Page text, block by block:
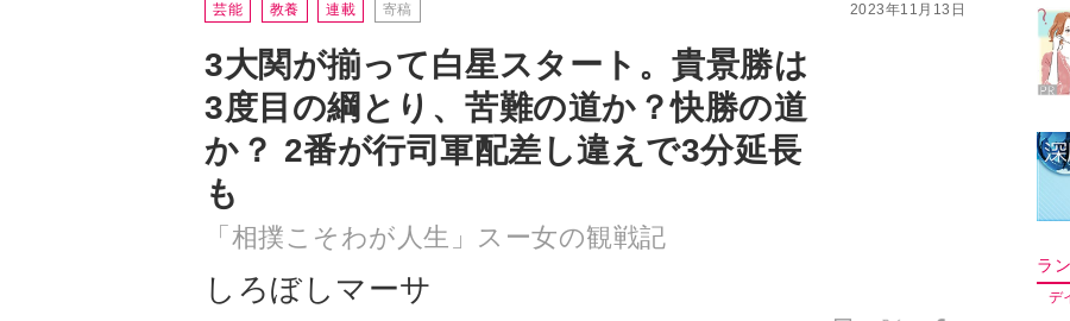
2023年11月13日
芸能 教養 連載 寄稿
3大関が揃って白星スタート。貴景勝は
3度目の綱とり、苦難の道か？快勝の道
か？ 2番が行司軍配差し違えで3分延長
も
「相撲こそわが人生」スー女の観戦記
しろぼしマーサ
ラ
デ